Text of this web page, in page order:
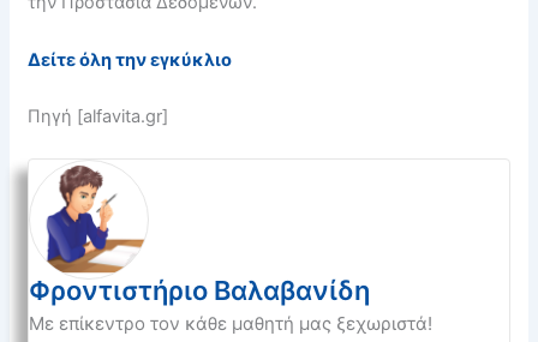
Δείτε όλη την εγκύκλιο
Πηγή [alfavita.gr]
Φροντιστήριο Βαλαβανίδη
Με επίκεντρο τον κάθε μαθητή μας ξεχωριστά!